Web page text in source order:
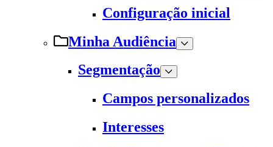
Configuração inicial
Minha Audiência
Segmentação
Campos personalizados
Interesses